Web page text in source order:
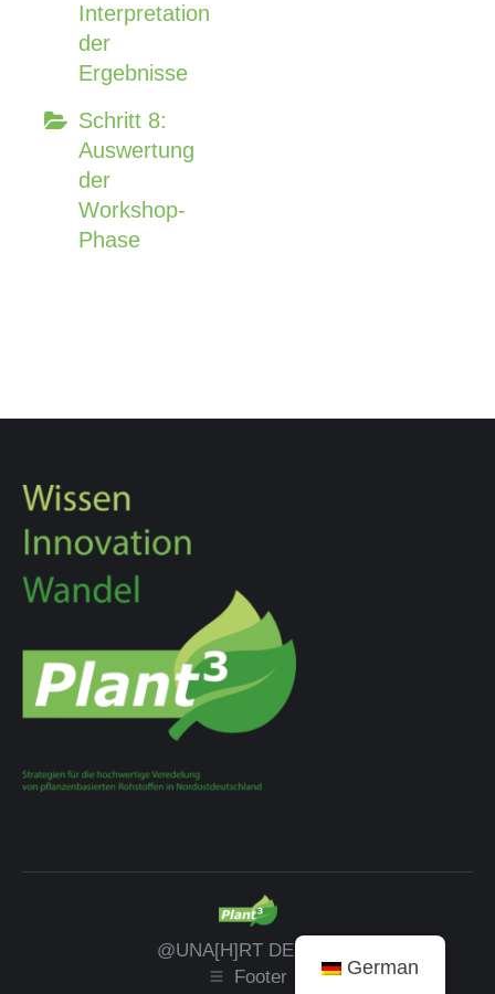
Interpretation
der
Ergebnisse
Schritt 8:
Auswertung
der
Workshop-
Phase
@UNA[H]RT DESIGN
Footer
German